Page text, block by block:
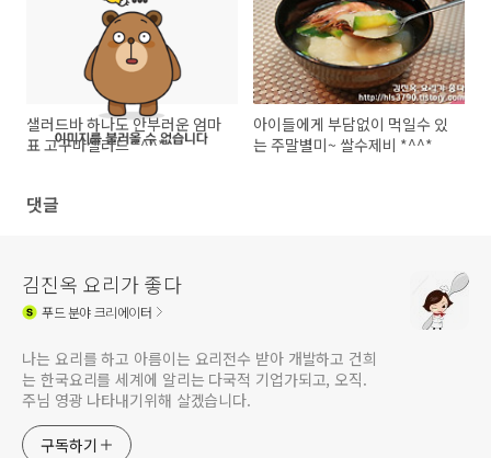
샐러드바 하나도 안부러운 엄마
표 고구마샐러드 *^^*
아이들에게 부담없이 먹일수 있
는 주말별미~ 쌀수제비 *^^*
댓글
김진옥 요리가 좋다
푸드분야 크리에이터
나는 요리를 하고 아름이는 요리전수 받아 개발하고 건희
는 한국요리를 세계에 알리는 다국적 기업가되고, 오직.
주님 영광 나타내기위해 살겠습니다.
구독하기